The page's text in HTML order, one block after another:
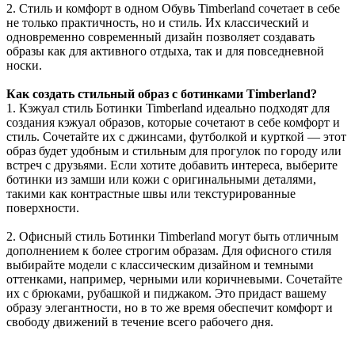
2. Стиль и комфорт в одном Обувь Timberland сочетает в себе
не только практичность, но и стиль. Их классический и
одновременно современный дизайн позволяет создавать
образы как для активного отдыха, так и для повседневной
носки.
Как создать стильный образ с ботинками Timberland?
1. Кэжуал стиль Ботинки Timberland идеально подходят для
создания кэжуал образов, которые сочетают в себе комфорт и
стиль. Сочетайте их с джинсами, футболкой и курткой — этот
образ будет удобным и стильным для прогулок по городу или
встреч с друзьями. Если хотите добавить интереса, выберите
ботинки из замши или кожи с оригинальными деталями,
такими как контрастные швы или текстурированные
поверхности.
2. Офисный стиль Ботинки Timberland могут быть отличным
дополнением к более строгим образам. Для офисного стиля
выбирайте модели с классическим дизайном и темными
оттенками, например, черными или коричневыми. Сочетайте
их с брюками, рубашкой и пиджаком. Это придаст вашему
образу элегантности, но в то же время обеспечит комфорт и
свободу движений в течение всего рабочего дня.